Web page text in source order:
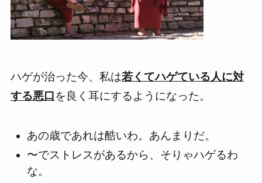
ハゲが治った今、私は若くてハゲている人に対
する悪口 を良く耳にするようになった。
あの歳であれは酷いわ。あんまりだ。
〜でストレスがあるから、そりゃハゲるわ
な。